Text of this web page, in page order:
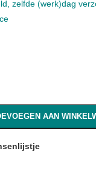
zelfde (werk)dag
AAN